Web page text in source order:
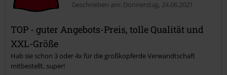
Geschrieben am: Donnerstag, 24.06.2021
TOP - guter Angebots-Preis, tolle Qualität und
XXL-Größe
Hab sie schon 3 oder 4x für die großkopferde Verwandtschaft
mitbestellt, super!